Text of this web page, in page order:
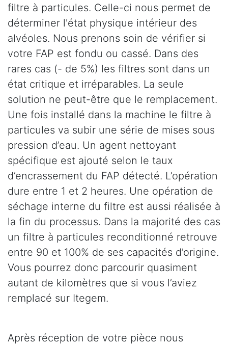
filtre à particules. Celle-ci nous permet de
déterminer l'état physique intérieur des
alvéoles. Nous prenons soin de vérifier si
votre FAP est fondu ou cassé. Dans des
rares cas (- de 5%) les filtres sont dans un
état critique et irréparables. La seule
solution ne peut-être que le remplacement.
Une fois installé dans la machine le filtre à
particules va subir une série de mises sous
pression d’eau. Un agent nettoyant
spécifique est ajouté selon le taux
d’encrassement du FAP détecté. L’opération
dure entre 1 et 2 heures. Une opération de
séchage interne du filtre est aussi réalisée à
la fin du processus. Dans la majorité des cas
un filtre à particules reconditionné retrouve
entre 90 et 100% de ses capacités d’origine.
Vous pourrez donc parcourir quasiment
autant de kilomètres que si vous l’aviez
remplacé sur Itegem.
Après réception de votre pièce nous